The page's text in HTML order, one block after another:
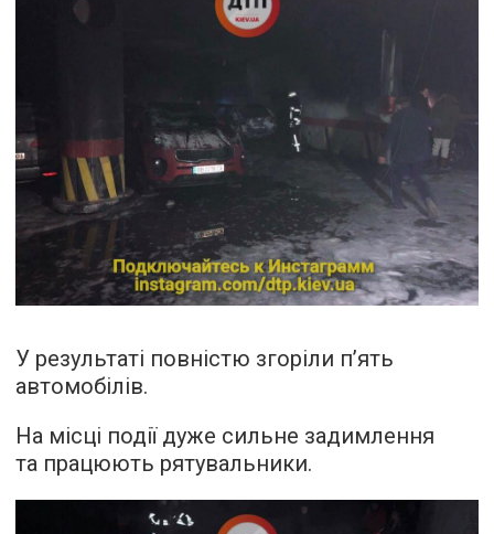
У результаті повністю згоріли п’ять
автомобілів.
На місці події дуже сильне задимлення
та працюють рятувальники.